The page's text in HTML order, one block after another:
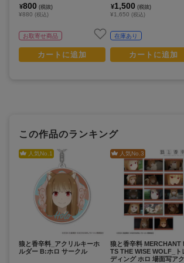
¥800 (税抜)
¥880 (税込)
お取寄せ商品
カートに追加
¥1,500 (税抜)
¥1,650 (税込)
在庫あり
カートに追加
この作品のランキング
人気No.1
狼と香辛料_アクリルキーホ
ルダー B:ホロ サークル
人気No.3
狼と香辛料 MERCHANT
TS THE WISE WOLF_ト
ディング ホロ 場面写ア